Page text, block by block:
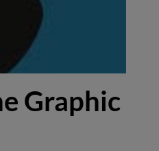
Graphic